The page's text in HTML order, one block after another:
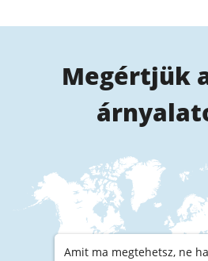
Megértjük
Amit ma megtehetsz, ne